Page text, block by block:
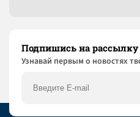
Подпишись на
Узнaвай первым о новостях